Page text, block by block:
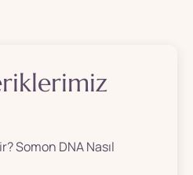
Somon DNA Nasıl